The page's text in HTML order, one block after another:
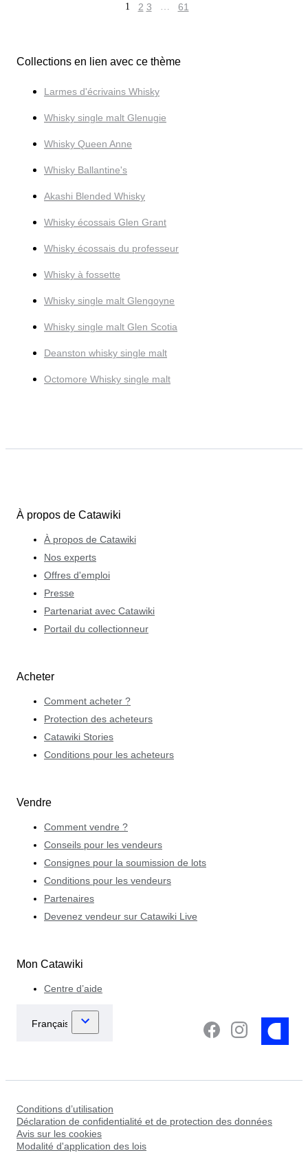
1 2 3 … 61
Collections en lien avec ce thème
Larmes d'écrivains Whisky
Whisky single malt Glenugie
Whisky Queen Anne
Whisky Ballantine's
Akashi Blended Whisky
Whisky écossais Glen Grant
Whisky écossais du professeur
Whisky à fossette
Whisky single malt Glengoyne
Whisky single malt Glen Scotia
Deanston whisky single malt
Octomore Whisky single malt
À propos de Catawiki
À propos de Catawiki
Nos experts
Offres d'emploi
Presse
Partenariat avec Catawiki
Portail du collectionneur
Acheter
Comment acheter ?
Protection des acheteurs
Catawiki Stories
Conditions pour les acheteurs
Vendre
Comment vendre ?
Conseils pour les vendeurs
Consignes pour la soumission de lots
Conditions pour les vendeurs
Partenaires
Devenez vendeur sur Catawiki Live
Mon Catawiki
Centre d’aide
Conditions d’utilisation
Déclaration de confidentialité et de protection des données
Avis sur les cookies
Modalité d'application des lois